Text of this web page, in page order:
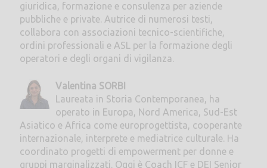
giuridica, formazione e consulenza per aziende
pubbliche e private. Autrice di numerosi testi,
collabora con associazioni tecnico-scientifiche,
ordini professionali e ASL per la formazione degli
operatori e degli organi di vigilanza.
Valentina SORBI
Laureata in Storia Contemporanea, ha
operato in Europa, Nord America, Sud-Est
Asiatico e Africa come europrogettista, cooperante
internazionale, interprete e mediatrice culturale. Ha
coordinato progetti di empowerment per donne e
gruppi marginalizzati. Oggi è Coach ICF e DEI Senior